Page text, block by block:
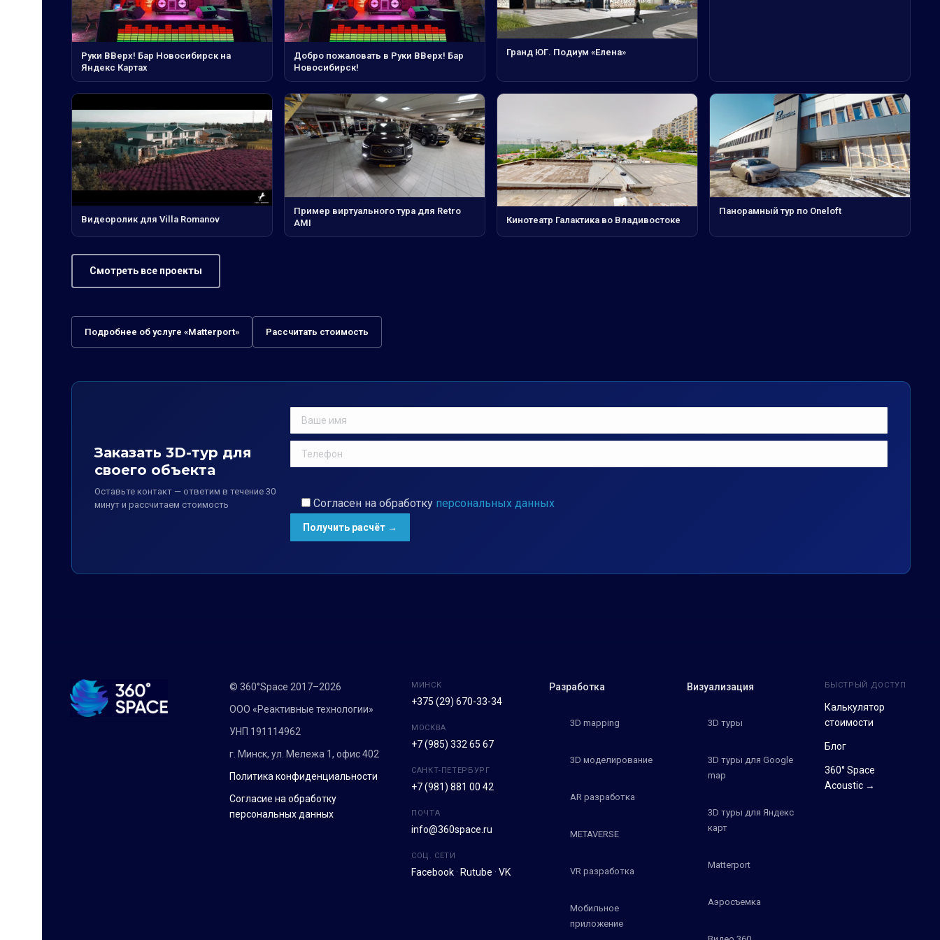
Руки ВВерх! Бар Новосибирск на
Яндекс Картах
Добро пожаловать в Руки ВВерх! Бар
Новосибирск!
Гранд ЮГ. Подиум «Елена»
Видеоролик для Villa Romanov
Пример виртуального тура для Retro
AMI
Кинотеатр Галактика во Владивостоке
Панорамный тур по Oneloft
Смотреть все проекты
Подробнее об услуге «Matterport» Рассчитать стоимость
Заказать 3D-тур для
своего объекта
Оставьте контакт — ответим в течение 30
минут и рассчитаем стоимость
Согласен на обработку персональных данных
© 360°Space 2017–2026
ООО «Реактивные технологии»
УНП 191114962
г. Минск, ул. Мележа 1, офис 402
Политика конфиденциальности
Согласие на обработку
персональных данных
МИНСК
+375 (29) 670-33-34
МОСКВА
+7 (985) 332 65 67
САНКТ-ПЕТЕРБУРГ
+7 (981) 881 00 42
ПОЧТА
info@360space.ru
СОЦ. СЕТИ
Facebook· Rutube · VK
Разработка
3D mapping
3D моделирование
AR разработка
METAVERSE
VR разработка
Мобильное
приложение
Визуализация
3D туры
3D туры для Google
map
3D туры для Яндекс
карт
Matterport
Аэросъемка
БЫСТРЫЙ ДОСТУП
Калькулятор
стоимости
Блог
360° Space
Acoustic →